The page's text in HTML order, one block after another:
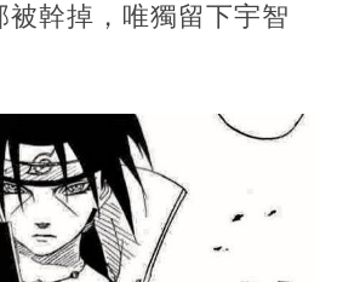
被幹掉，唯獨留下宇智